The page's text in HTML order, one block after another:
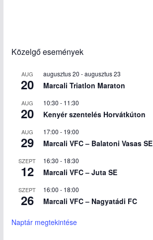
Közelgő események
AUG
20
augusztus 20 -augusztus 23
Marcali Triatlon Maraton
AUG
20
10:30 - 11:30
Kenyér szentelés Horvátkúton
AUG
29
17:00 - 19:00
Marcali VFC – Balatoni Vasas SE
SZEPT
12
16:30 - 18:30
Marcali VFC – Juta SE
SZEPT
26
16:00 - 18:00
Marcali VFC – Nagyatádi FC
Naptár megtekintése